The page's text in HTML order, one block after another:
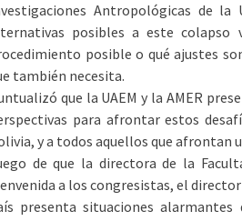
Antropológicas de la
posibles a este colapso
posible o qué ajustes
también necesita.
que la UAEM y la AMER
para afrontar estos
y a todos aquellos que afrontan
de que la directora de la
a los congresistas, el
presenta situaciones